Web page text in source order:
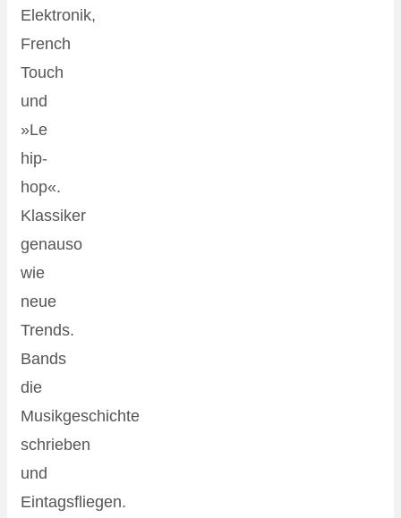
Elektronik,
French
Touch
und
»Le
hip-
hop«.
Klassiker
genauso
wie
neue
Trends.
Bands
die
Musikgeschichte
schrieben
und
Eintagsfliegen.